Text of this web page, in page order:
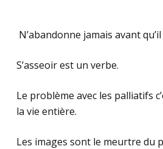
N’abandonne jamais avant
S’asseoir est un verbe.
Le problème avec les palliatifs
la vie entière.
Les images sont le meurtre du